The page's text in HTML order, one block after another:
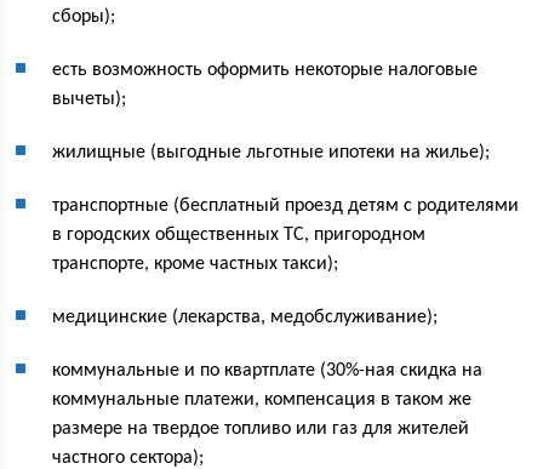
сборы);
есть возможность оформить некоторые налоговые
вычеты);
жилищные (выгодные льготные ипотеки на жилье);
транспортные (бесплатный проезд детям с родителями
в городских общественных ТС, пригородном
транспорте, кроме частных такси);
медицинские (лекарства, медобслуживание);
коммунальные и по квартплате (30%-ная скидка на
коммунальные платежи, компенсация в таком же
размере на твердое топливо или газ для жителей
частного сектора);